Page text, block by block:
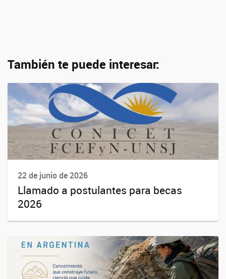
También te puede interesar:
22 de junio de 2026
Llamado a postulantes para becas
2026